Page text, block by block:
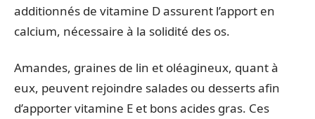
additionnés de vitamine D assurent l’apport en
calcium, nécessaire à la solidité des os.
Amandes, graines de lin et oléagineux, quant à
eux, peuvent rejoindre salades ou desserts afin
d’apporter vitamine E et bons acides gras. Ces